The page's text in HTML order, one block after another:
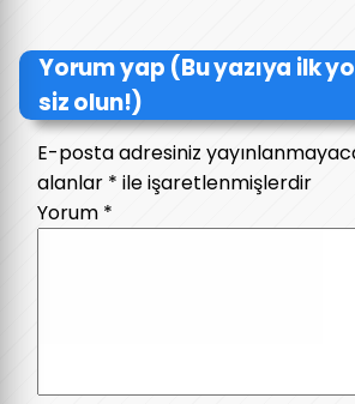
Yorum yap (Bu yazıya ilk
siz olun!)
E-posta adresiniz
alanlar * ile işaretlenmişlerdir
Yorum *